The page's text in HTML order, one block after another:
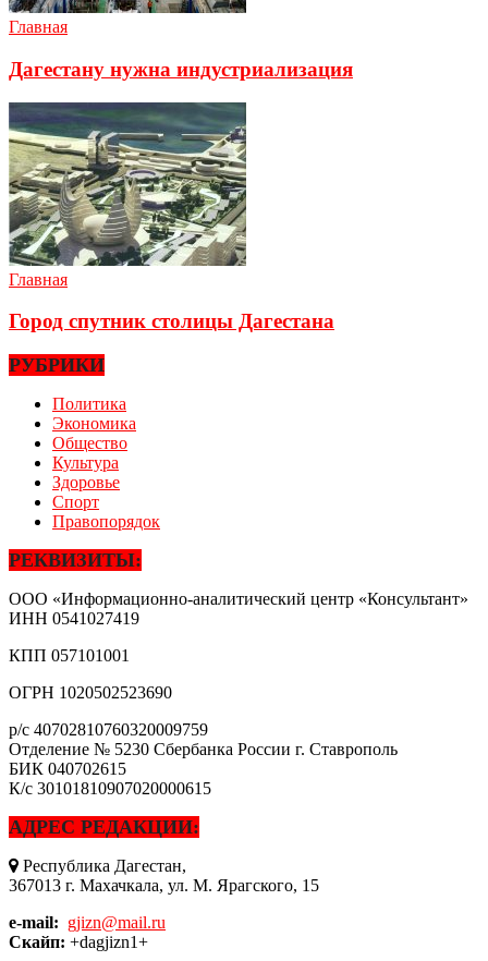
Главная
Дагестану нужна индустриализация
Главная
Город спутник столицы Дагестана
РУБРИКИ
Политика
Экономика
Общество
Культура
Здоровье
Спорт
Правопорядок
РЕКВИЗИТЫ:
ООО «Информационно-аналитический центр «Консультант»
ИНН 0541027419
КПП 057101001
ОГРН 1020502523690
р/с 40702810760320009759
Отделение № 5230 Сбербанка России г. Ставрополь
БИК 040702615
К/с 30101810907020000615
АДРЕС РЕДАКЦИИ:
Республика Дагестан,
367013 г. Махачкала, ул. М. Ярагского, 15
e-mail: gjizn@mail.ru
Скайп: +dagjizn1+